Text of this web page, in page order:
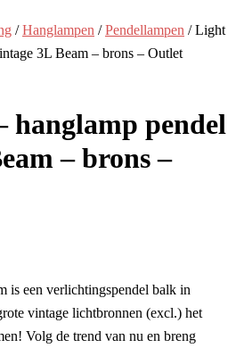
/Hanglampen /Pendellampen / Light
3L Beam – brons – Outlet
hanglamp pendel
– brons –
is een verlichtingspendel balk in
vintage lichtbronnen (excl.) het
Volg de trend van nu en breng